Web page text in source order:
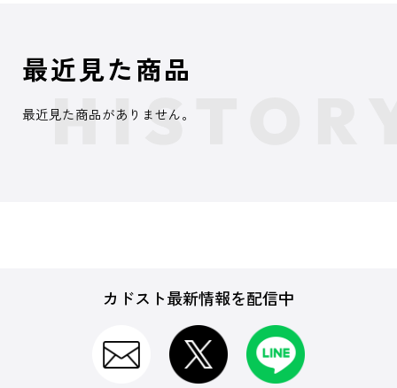
最近見た商品
最近見た商品がありません。
カドスト最新情報を配信中